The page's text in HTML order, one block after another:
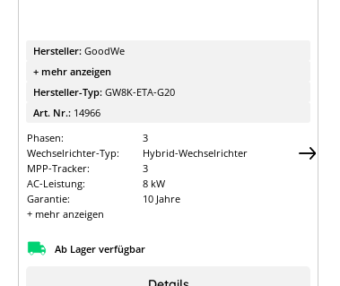
Hersteller: GoodWe
+ mehr anzeigen
Hersteller-Typ: GW8K-ETA-G20
Art. Nr.: 14966
Phasen:
3
Wechselrichter-Typ:
Hybrid-Wechselrichter
MPP-Tracker:
3
AC-Leistung:
8 kW
Garantie:
10 Jahre
+ mehr anzeigen
Ab Lager verfügbar